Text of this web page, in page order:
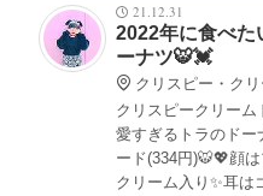
21.12.31
2022年に食べた
ーナツ🐯💓
クリスピー・ク
クリスピークリー
愛すぎるトラのドー
ード(334円)🐯💖顔
クリーム入り✨耳は